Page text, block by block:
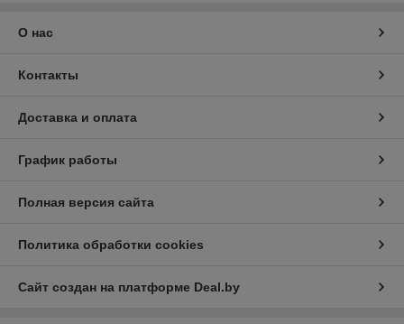
О нас
Контакты
Доставка и оплата
График работы
Полная версия сайта
Политика обработки cookies
Сайт создан на платформе Deal.by